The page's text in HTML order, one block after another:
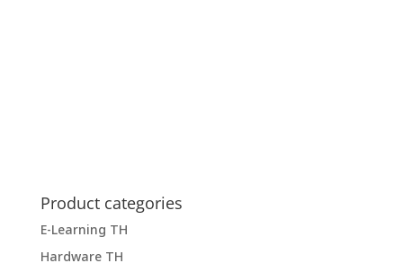
Product categories
E-Learning TH
Hardware TH